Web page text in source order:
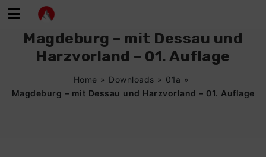
Inhalt
Magdeburg – mit Dessau und
Harzvorland – 01. Auflage
Home » Downloads » 01a »
Magdeburg – mit Dessau und Harzvorland – 01. Auflage